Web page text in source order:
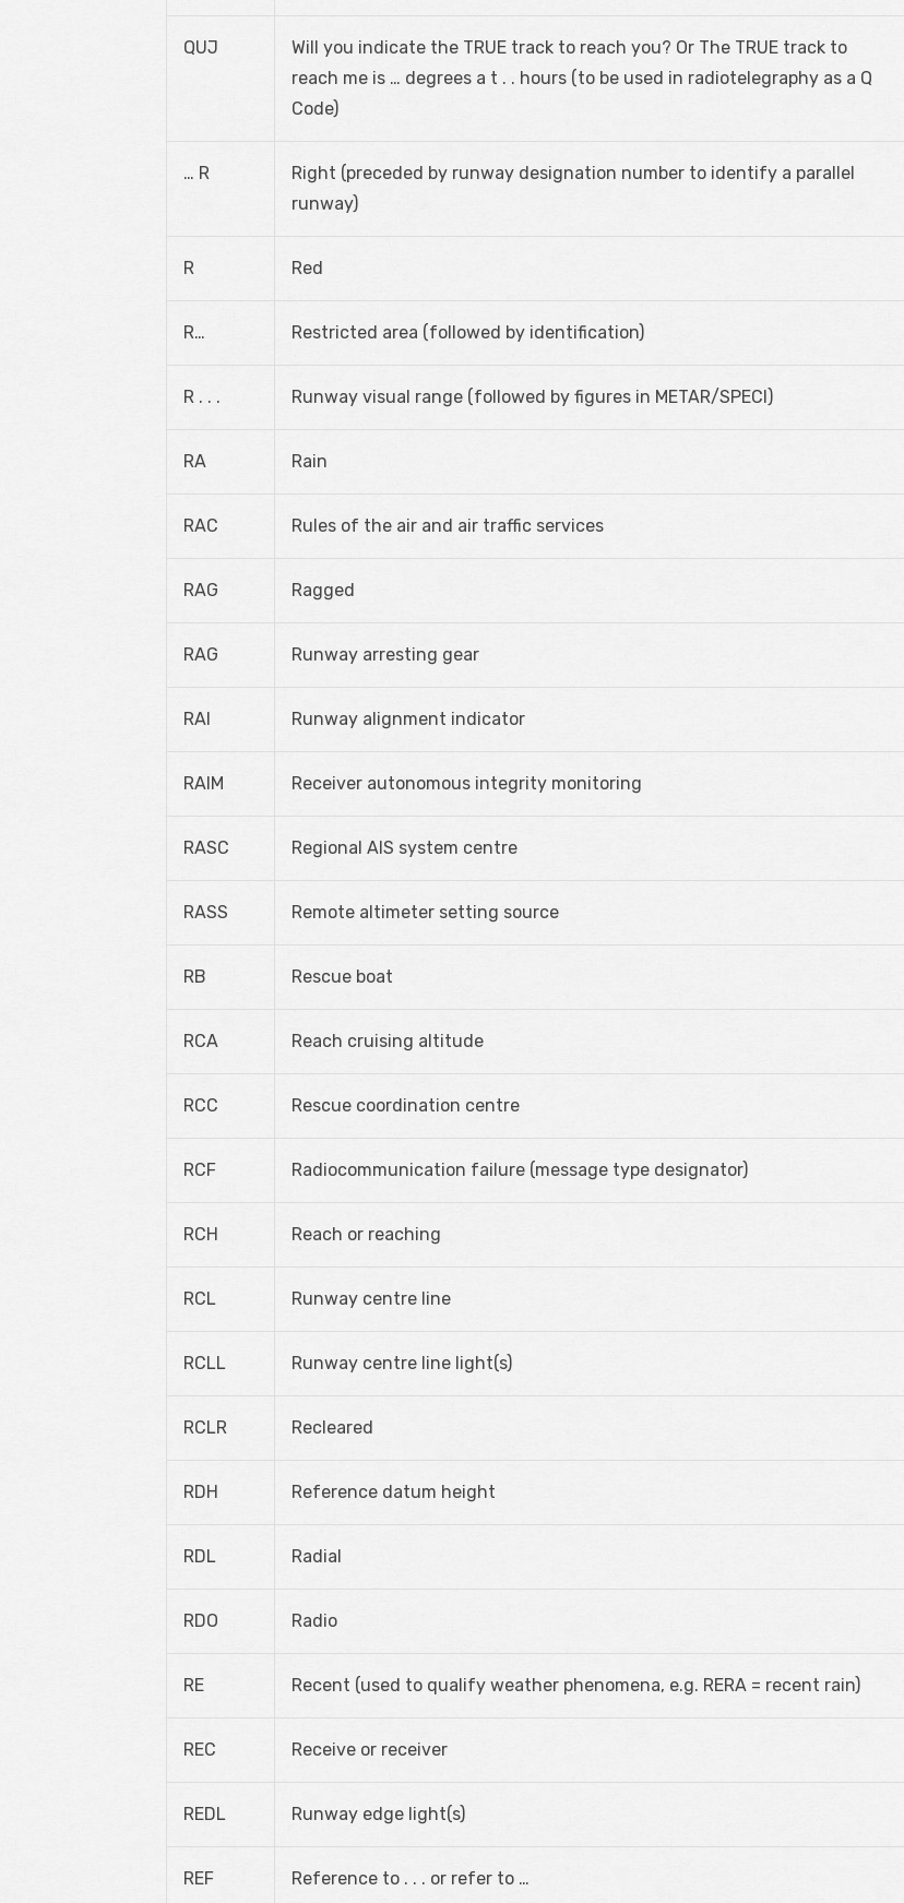
QUJ
Will you indicate the TRUE track to reach you? Or The TRUE track to
reach me is … degrees a t . . hours (to be used in radiotelegraphy as a Q
Code)
… R
Right (preceded by runway designation number to identify a parallel
runway)
R Red
R… Restricted area (followed by identification)
R . . . Runway visual range (followed by figures in METAR/SPECI)
RA Rain
RAC Rules of the air and air traffic services
RAG Ragged
RAG Runway arresting gear
RAI Runway alignment indicator
RAIM Receiver autonomous integrity monitoring
RASC Regional AIS system centre
RASS Remote altimeter setting source
RB Rescue boat
RCA Reach cruising altitude
RCC Rescue coordination centre
RCF Radiocommunication failure (message type designator)
RCH Reach or reaching
RCL Runway centre line
RCLL Runway centre line light(s)
RCLR Recleared
RDH Reference datum height
RDL Radial
RDO Radio
RE Recent (used to qualify weather phenomena, e.g. RERA = recent rain)
REC Receive or receiver
REDL Runway edge light(s)
REF Reference to . . . or refer to …